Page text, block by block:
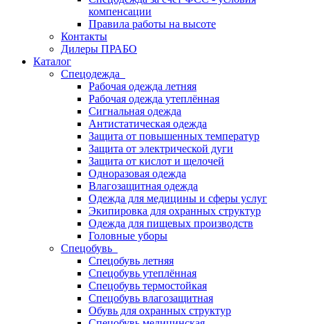
компенсации
Правила работы на высоте
Контакты
Дилеры ПРАБО
Каталог
Спецодежда
Рабочая одежда летняя
Рабочая одежда утеплённая
Сигнальная одежда
Антистатическая одежда
Защита от повышенных температур
Защита от электрической дуги
Защита от кислот и щелочей
Одноразовая одежда
Влагозащитная одежда
Одежда для медицины и сферы услуг
Экипировка для охранных структур
Одежда для пищевых производств
Головные уборы
Спецобувь
Спецобувь летняя
Спецобувь утеплённая
Спецобувь термостойкая
Спецобувь влагозащитная
Обувь для охранных структур